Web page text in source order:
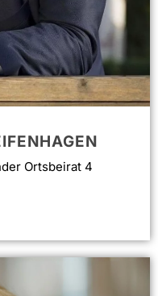
Ortsbeirat 4